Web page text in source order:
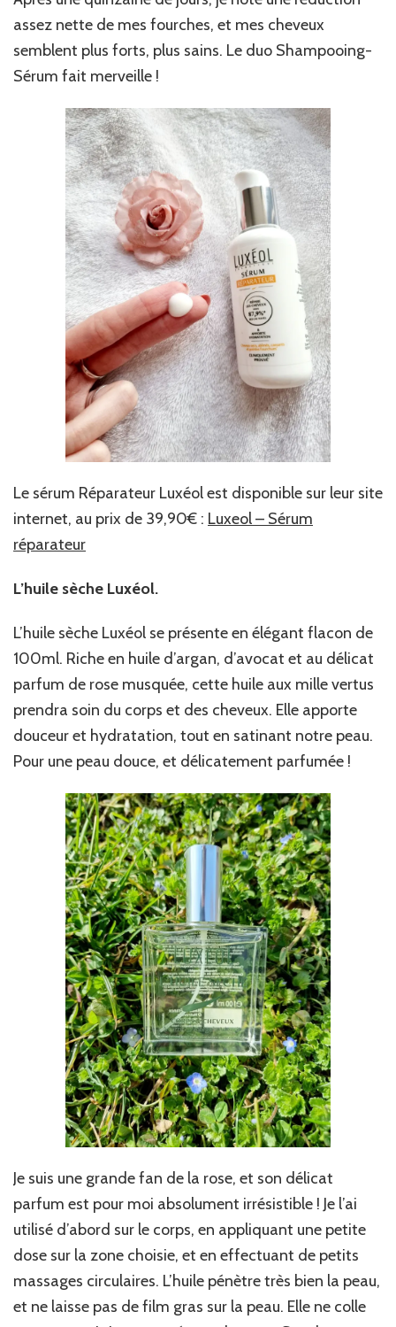
assez nette de mes fourches, et mes cheveux
semblent plus forts, plus sains. Le duo Shampooing-
Sérum fait merveille !
Le sérum Réparateur Luxéol est disponible sur leur site
internet, au prix de 39,90€ : Luxeol – Sérum
réparateur
L’huile sèche Luxéol.
L’huile sèche Luxéol se présente en élégant flacon de
100ml. Riche en huile d’argan, d’avocat et au délicat
parfum de rose musquée, cette huile aux mille vertus
prendra soin du corps et des cheveux. Elle apporte
douceur et hydratation, tout en satinant notre peau.
Pour une peau douce, et délicatement parfumée !
Je suis une grande fan de la rose, et son délicat
parfum est pour moi absolument irrésistible ! Je l’ai
utilisé d’abord sur le corps, en appliquant une petite
dose sur la zone choisie, et en effectuant de petits
massages circulaires. L’huile pénètre très bien la peau,
et ne laisse pas de film gras sur la peau. Elle ne colle